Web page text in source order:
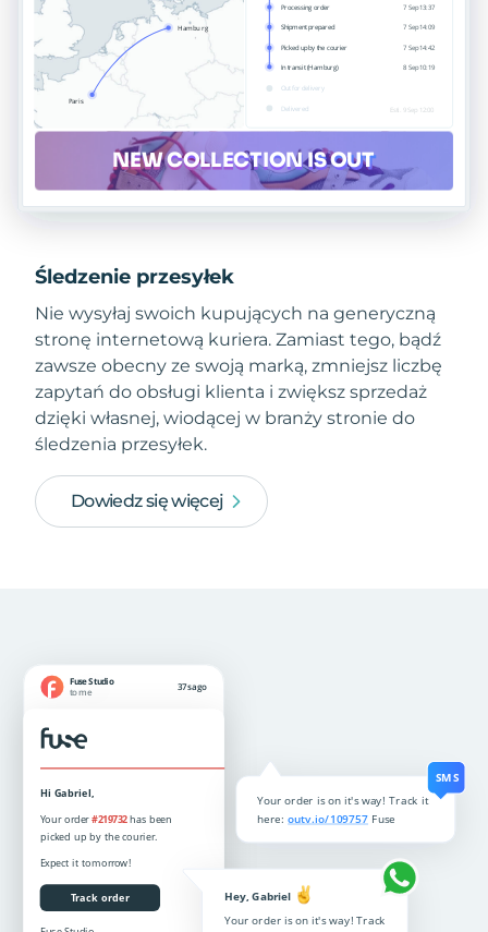
Śledzenie przesyłek
Nie wysyłaj swoich kupujących na generyczną
stronę internetową kuriera. Zamiast tego, bądź
zawsze obecny ze swoją marką, zmniejsz liczbę
zapytań do obsługi klienta i zwiększ sprzedaż
dzięki własnej, wiodącej w branży stronie do
śledzenia przesyłek.
Dowiedz się więcej